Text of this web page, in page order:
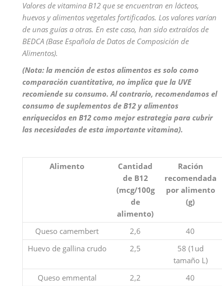
Valores de vitamina B12 que se encuentran en lácteos,
huevos y alimentos vegetales fortificados. Los valores varían
de unas guías a otras. En este caso, han sido extraídos de
BEDCA (Base Española de Datos de Composición de
Alimentos).
(Nota: la mención de estos alimentos es solo como
comparación cuantitativa, no implica que la UVE
recomiende su consumo. Al contrario, recomendamos el
consumo de suplementos de B12 y alimentos
enriquecidos en B12 como mejor estrategia para cubrir
las necesidades de esta importante vitamina).
Alimento
Cantidad
de B12
(mcg/100g
de
alimento)
Ración
recomendada
por alimento
(g)
Queso camembert 2,6
40
Huevo de gallina crudo
2,5
58 (1ud
tamaño L)
Queso emmental
2,2
40